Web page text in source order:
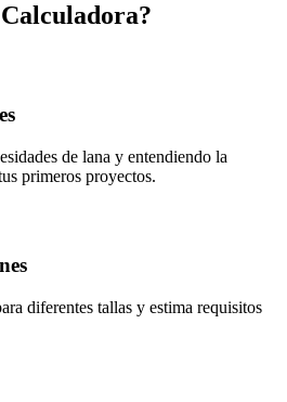
de lana y entendiendo la
primeros proyectos.
diferentes tallas y estima requisitos